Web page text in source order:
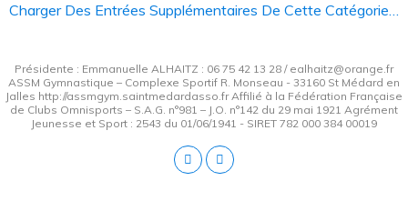
Charger Des Entrées Supplémentaires De Cette Catégorie…
Présidente : Emmanuelle ALHAITZ : 06 75 42 13 28 / ealhaitz@orange.fr
ASSM Gymnastique – Complexe Sportif R. Monseau - 33160 St Médard en
Jalles http://assmgym.saintmedardasso.fr Affilié à la Fédération Française
de Clubs Omnisports – S.A.G. n°981 – J.O. n°142 du 29 mai 1921 Agrément
Jeunesse et Sport : 2543 du 01/06/1941 - SIRET 782 000 384 00019